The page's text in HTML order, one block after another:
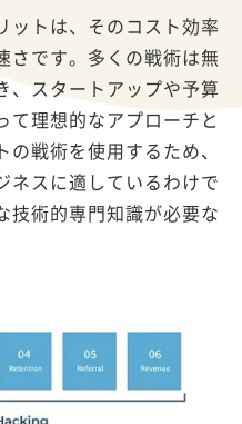
ットは、そのコスト効率
さです。多くの戦術は無
、スタートアップや予算
て理想的なアプローチと
戦術を使用するため、
ネスに適しているわけで
技術的専門知識が必要な